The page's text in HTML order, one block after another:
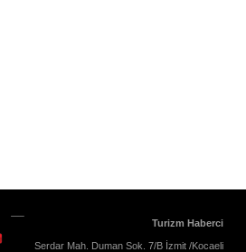
Turizm Haberci
Serdar Mah. Duman Sok. 7/B İzmit /Kocaeli